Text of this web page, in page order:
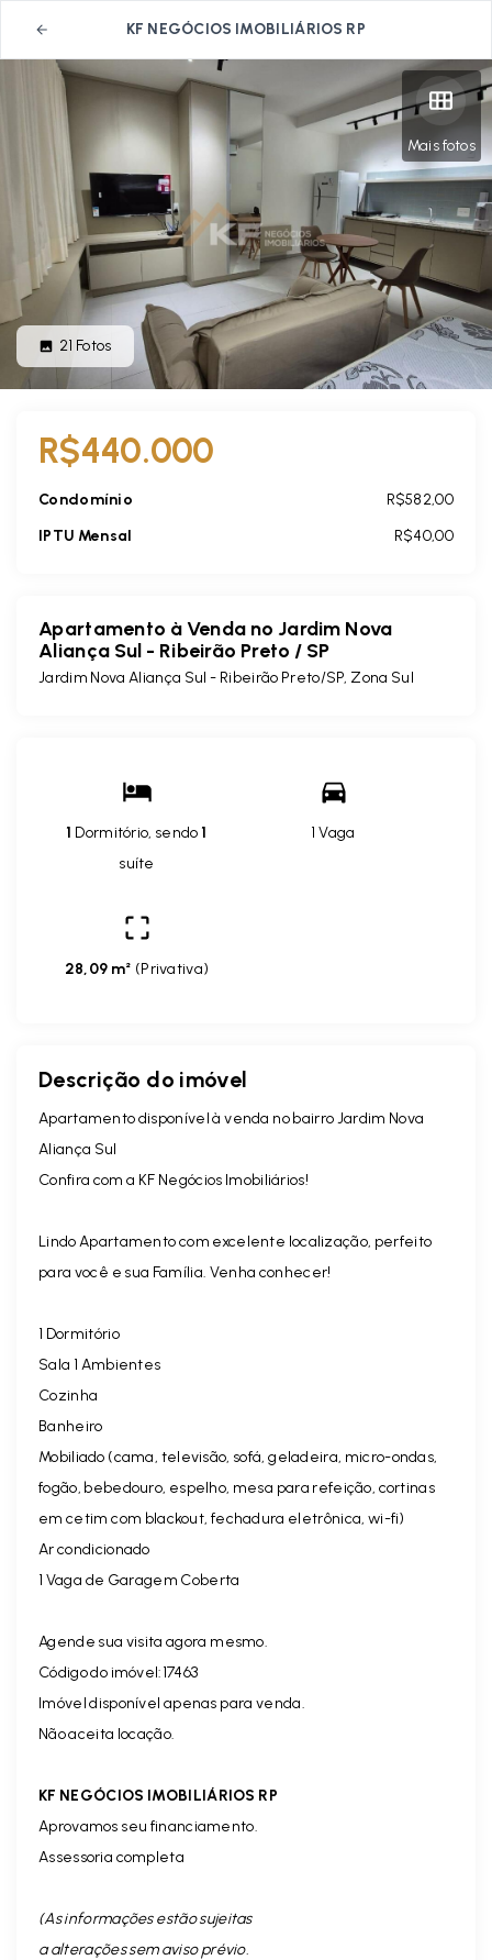
KF NEGÓCIOS IMOBILIÁRIOS RP
Mais fotos
21 Fotos
R$440.000
Condomínio
R$582,00
IPTU Mensal
R$40,00
Apartamento à Venda no Jardim Nova
Aliança Sul - Ribeirão Preto / SP
Jardim Nova Aliança Sul - Ribeirão Preto/SP, Zona Sul
1 Dormitório, sendo1
suíte
1 Vaga
28,09 m² (Privativa)
Descrição do imóvel
Apartamento disponível à venda no bairro Jardim Nova
Aliança Sul
Confira com a KF Negócios Imobiliários!
Lindo Apartamento com excelente localização, perfeito
para você e sua Família. Venha conhecer!
1 Dormitório
Sala 1 Ambientes
Cozinha
Banheiro
Mobiliado (cama, televisão, sofá, geladeira, micro-ondas,
fogão, bebedouro, espelho, mesa para refeição, cortinas
em cetim com blackout, fechadura eletrônica, wi-fi)
Ar condicionado
1 Vaga de Garagem Coberta
Agende sua visita agora mesmo.
Código do imóvel:17463
Imóvel disponível apenas para venda.
Não aceita locação.
KF NEGÓCIOS IMOBILIÁRIOS RP
Aprovamos seu financiamento.
Assessoria completa
(As informações estão sujeitas
a alterações sem aviso prévio.